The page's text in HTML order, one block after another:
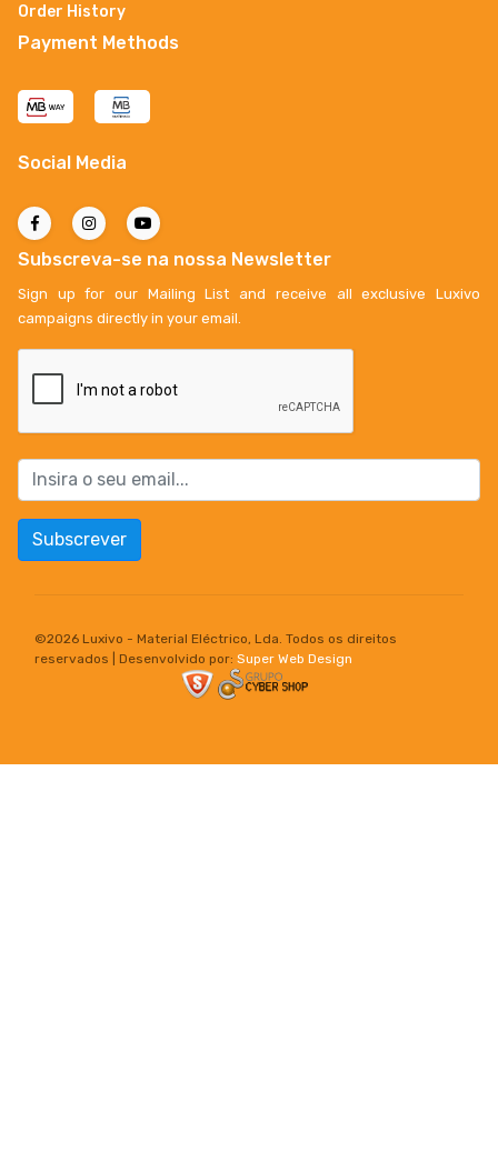
Order History
Payment Methods
Social Media
Subscreva-se na nossa Newsletter
Sign up for our Mailing List and receive all exclusive Luxivo
campaigns directly in your email.
Subscrever
©2026 Luxivo - Material Eléctrico, Lda. Todos os direitos
reservados | Desenvolvido por: Super Web Design